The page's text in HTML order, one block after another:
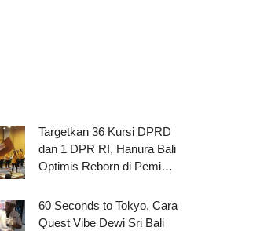
Targetkan 36 Kursi DPRD
dan 1 DPR RI, Hanura Bali
Optimis Reborn di Pemi…
60 Seconds to Tokyo, Cara
Quest Vibe Dewi Sri Bali